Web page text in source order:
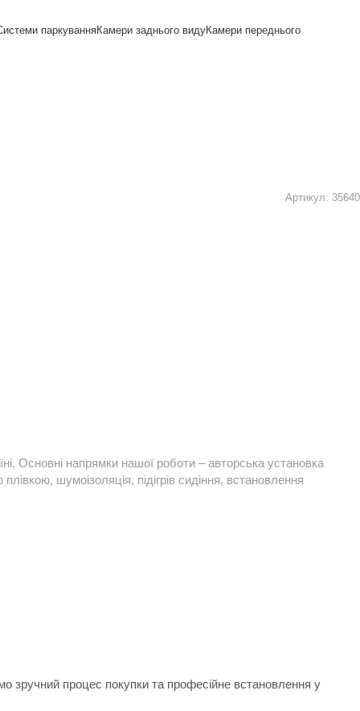
паркуванняКамери заднього видуКамери переднього
Артикул: 35640
Основні напрямки нашої роботи – авторська установка
шумоізоляція, підігрів сидіння, встановлення
зручний процес покупки та професійне встановлення у